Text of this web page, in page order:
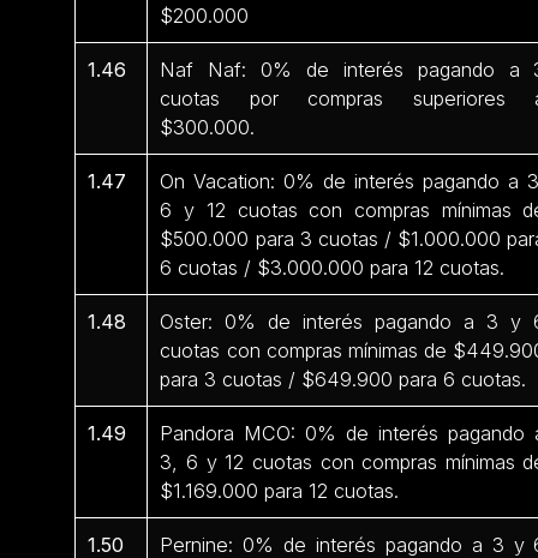
$200.000
1.46
Naf Naf: 0% de interés pagando a
cuotas por compras superiores
$300.000.
1.47
On Vacation: 0% de interés pagando a
6 y 12 cuotas con compras mínimas
$500.000 para 3 cuotas / $1.000.000
6 cuotas / $3.000.000 para 12 cuotas.
1.48
Oster: 0% de interés pagando a 3 y
cuotas con compras mínimas de
para 3 cuotas / $649.900 para 6 cuotas.
1.49
Pandora MCO: 0% de interés pagando
3, 6 y 12 cuotas con compras mínimas
$1.169.000 para 12 cuotas.
1.50
Pernine: 0% de interés pagando a 3 y